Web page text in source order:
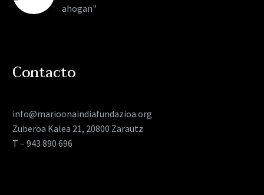
ahogan"
Contacto
info@marioonaindiafundazioa.org
Zuberoa Kalea 21, 20800 Zarautz
T – 943 890 696